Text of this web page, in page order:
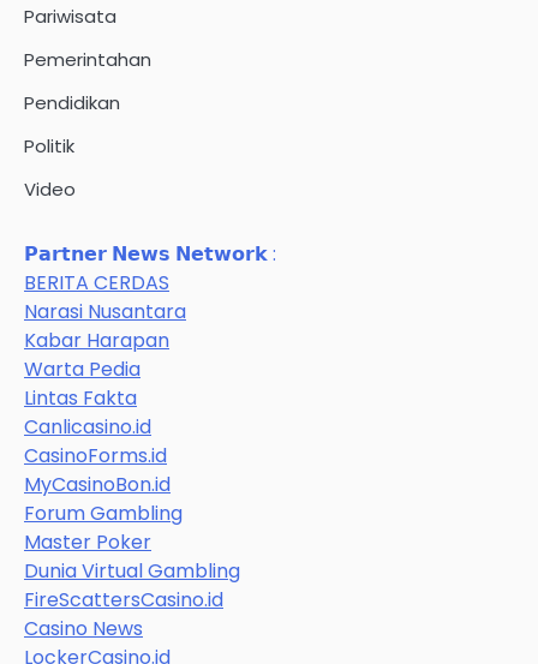
Pariwisata
Pemerintahan
Pendidikan
Politik
Video
𝗣𝗮𝗿𝘁𝗻𝗲𝗿 𝗡𝗲𝘄𝘀 𝗡𝗲𝘁𝘄𝗼𝗿𝗸 :
BERITA CERDAS
Narasi Nusantara
Kabar Harapan
Warta Pedia
Lintas Fakta
Canlicasino.id
CasinoForms.id
MyCasinoBon.id
Forum Gambling
Master Poker
Dunia Virtual Gambling
FireScattersCasino.id
Casino News
LockerCasino.id